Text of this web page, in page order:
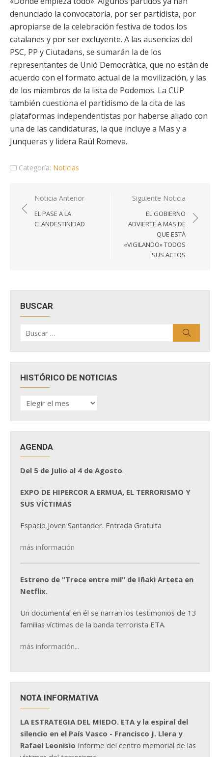
denunciado la convocatoria, por ser partidista, por
apropiarse de la celebración festiva de todos los
catalanes y por ser excluyente. A las ausencias del
PSC, PP y Ciutadans, se sumarán la de los
representantes de Unió Democràtica, que no están de
acuerdo con el formato actual de la movilización, y las
de los miembros de la lista de Podemos. La CUP
también cuestiona el partidismo de la cita de las
plataformas independentistas por haberse aliado con
una de las candidaturas, la que incluye a Mas y a
Junqueras y lidera Raül Romeva.
Categoría: Noticias
Navegación
de
entradas
Noticia Anterior
EL PASE A LA
CLANDESTINIDAD
Siguiente Noticia
EL GOBIERNO
ADVIERTE A MAS DE
QUE ESTÁ
«VIGILANDO» TODOS
SUS ACTOS
BUSCAR
por:
HISTÓRICO DE NOTICIAS
HISTÓRICO
DE
AGENDA
Del 5 de Julio al 4 de Agosto
EXPO DE HIPERCOR A ERMUA, EL TERRORISMO Y
SUS VÍCTIMAS
Espacio Joven Santander. Entrada Gratuita
más información
Estreno de "Trece entre mil" de Iñaki Arteta en
Netflix.
Un documental en él se narran los testimonios de 13
familias víctimas de la banda terrorista ETA.
más información...
NOTA INFORMATIVA
LA ESTRATEGIA DEL MIEDO. ETA y la espiral del
silencio en el País Vasco - Francisco J. Llera y
Rafael Leonisio Informe del centro memorial de las